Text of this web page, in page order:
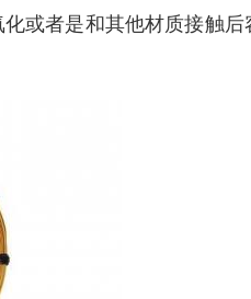
或者是和其他材质接触